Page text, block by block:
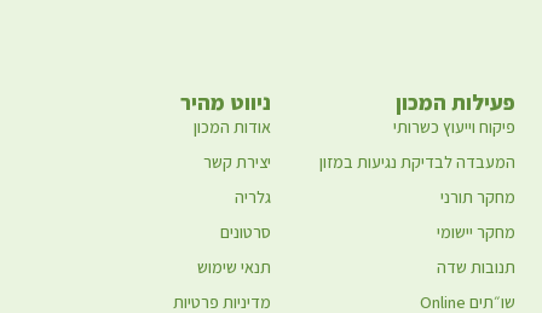
ניווט מהיר
אודות המכון
יצירת קשר
גלריה
סרטונים
תנאי שימוש
מדיניות פרטיות
פעילות המכון
פיקוח וייעוץ כשרותי
המעבדה לבדיקת נגיעות במזון
מחקר תורני
מחקר יישומי
תנובות שדה
שו״תים Online